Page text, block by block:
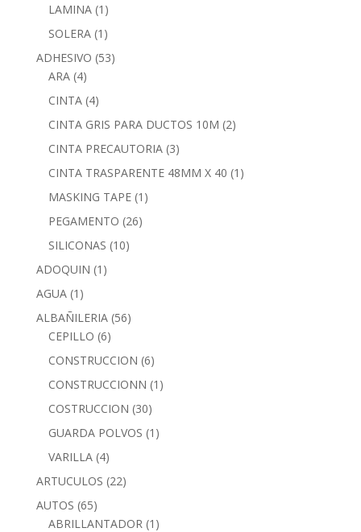
LAMINA (1)
SOLERA (1)
ADHESIVO (53)
ARA (4)
CINTA (4)
CINTA GRIS PARA DUCTOS 10M (2)
CINTA PRECAUTORIA (3)
CINTA TRASPARENTE 48MM X 40 (1)
MASKING TAPE (1)
PEGAMENTO (26)
SILICONAS (10)
ADOQUIN (1)
AGUA (1)
ALBAÑILERIA (56)
CEPILLO (6)
CONSTRUCCION (6)
CONSTRUCCIONN (1)
COSTRUCCION (30)
GUARDA POLVOS (1)
VARILLA (4)
ARTUCULOS (22)
AUTOS (65)
ABRILLANTADOR (1)